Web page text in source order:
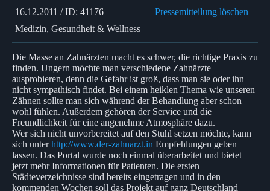
16.12.2011 / ID: 41176
Pressemitteilung löschen
Medizin, Gesundheit & Wellness
Die Masse an Zahnärzten macht es schwer, die richtige Praxis zu
finden. Ungern möchte man verschiedene Zahnärzte
ausprobieren, denn die Gefahr ist groß, dass man sie oder ihn
nicht sympathisch findet. Bei einem heiklen Thema wie unseren
Zähnen sollte man sich während der Behandlung aber schon
wohl fühlen. Außerdem gehören der Service und die
Freundlichkeit für eine angenehme Atmosphäre dazu.
Wer sich nicht unvorbereitet auf den Stuhl setzen möchte, kann
sich unterhttp://www.der-zahnarzt.in Empfehlungen geben
lassen. Das Portal wurde noch einmal überarbeitet und bietet
jetzt mehr Informationen für Patienten. Die ersten
Städteverzeichnisse sind bereits eingetragen und in den
kommenden Wochen soll das Projekt auf ganz Deutschland